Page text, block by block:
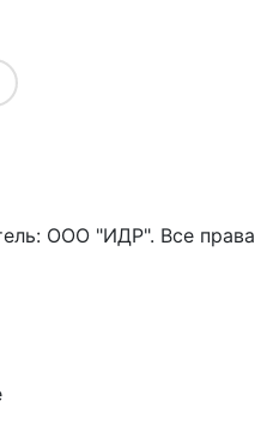
ООО "ИДР". Все права